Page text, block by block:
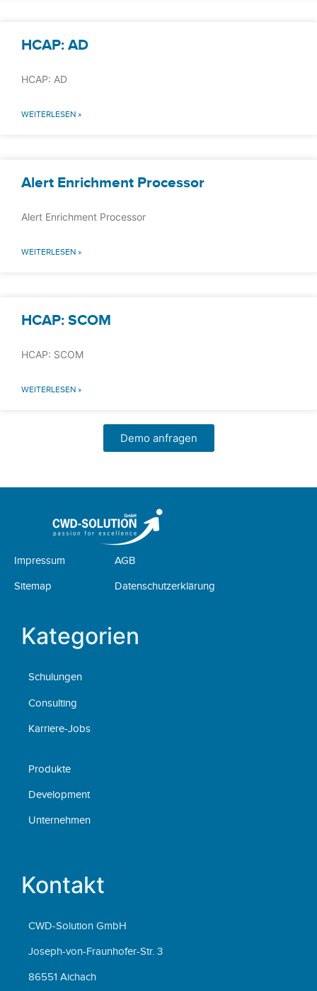
HCAP: AD
HCAP: AD
WEITERLESEN »
Alert Enrichment Processor
Alert Enrichment Processor
WEITERLESEN »
HCAP: SCOM
HCAP: SCOM
WEITERLESEN »
Demo anfragen
Impressum
Sitemap
AGB
Datenschutzerklärung
Kategorien
Schulungen
Consulting
Karriere-Jobs
Produkte
Development
Unternehmen
Kontakt
CWD-Solution GmbH
Joseph-von-Fraunhofer-Str. 3
86551 Aichach